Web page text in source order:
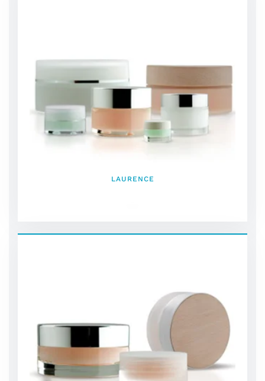
LAURENCE